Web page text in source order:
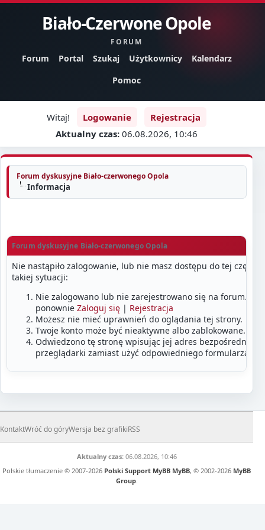
Biało-Czerwone Opole
FORUM
Forum Portal Szukaj Użytkownicy
Kalendarz
Pomoc
Witaj! Logowanie
Rejestracja
Aktualny czas: 06.08.2026, 10:46
Forum dyskusyjne Biało-czerwonego Opola
Informacja
Forum dyskusyjne Biało-czerwonego Opola
Nie nastąpiło zalogowanie, lub nie masz dostępu do tej części
takiej sytuacji:
Nie zalogowano lub nie zarejestrowano się na forum.
ponownie Zaloguj się | Rejestracja
Możesz nie mieć uprawnień do oglądania tej strony.
Twoje konto może być nieaktywne albo zablokowane.
Odwiedzono tę stronę wpisując jej adres bezpośrednio w
przeglądarki zamiast użyć odpowiedniego formularza
KontaktWróć do góryWersja bez grafikiRSS
Aktualny czas:06.08.2026, 10:46
Polskie tłumaczenie © 2007-2026 Polski Support MyBB MyBB, © 2002-2026 MyBB
Group.